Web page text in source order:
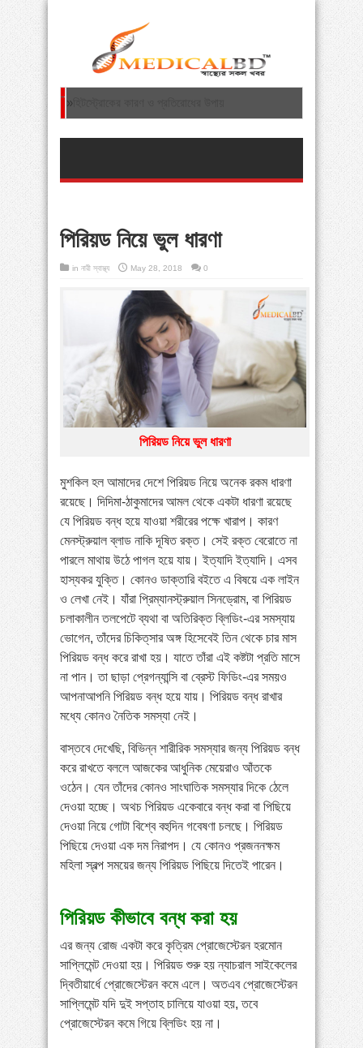
»
ধর্ম মন্ত্রণালয়ের
শিশুদের শরীরব্যথা: গ্রোইং পেইন থেকে ভারী স্কুলব্যাগ—
স্ট্রোকের যত কারণ ও জটিলতার চিকিৎসা
ঘাড়ের হাড় ক্ষয় রোগের বিজ্ঞান ভিত্তিক চিকিৎসা
»পায়ের পাতা ব্যথার যত কারণ ও সমাধান
»বাংলাদেশে বাড়ছে মায়েলোমা রোগী—সমাধানে বিশেষজ্ঞদের
পিরিয়ড নিয়ে ভুল ধারণা
in নারী স্বাস্থ্য May 28, 2018 0
পিরিয়ড নিয়ে ভুল ধারণা
মুশকিল হল আমাদের দেশে পিরিয়ড নিয়ে অনেক রকম ধারণা
রয়েছে। দিদিমা-ঠাকুমাদের আমল থেকে একটা ধারণা রয়েছে
যে পিরিয়ড বন্ধ হয়ে যাওয়া শরীরের পক্ষে খারাপ। কারণ
মেনস্ট্রুয়াল ব্লাড নাকি দূষিত রক্ত। সেই রক্ত বেরোতে না
পারলে মাথায় উঠে পাগল হয়ে যায়। ইত্যাদি ইত্যাদি। এসব
হাস্যকর যুক্তি। কোনও ডাক্তারি বইতে এ বিষয়ে এক লাইন
ও লেখা নেই। যাঁরা প্রিম্যানস্ট্রুয়াল সিনড্রোম, বা পিরিয়ড
চলাকালীন তলপেটে ব্যথা বা অতিরিক্ত ব্লিডিং-এর সমস্যায়
ভোগেন, তাঁদের চিকিত্‌সার অঙ্গ হিসেবেই তিন থেকে চার মাস
পিরিয়ড বন্ধ করে রাখা হয়। যাতে তাঁরা এই কষ্টটা প্রতি মাসে
না পান। তা ছাড়া প্রেগন্যান্সি বা ব্রেস্ট ফিডিং-এর সময়ও
আপনাআপনি পিরিয়ড বন্ধ হয়ে যায়। পিরিয়ড বন্ধ রাখার
মধ্যে কোনও নৈতিক সমস্যা নেই।
বাস্তবে দেখেছি, বিভিন্ন শারীরিক সমস্যার জন্য পিরিয়ড বন্ধ
করে রাখতে বললে আজকের আধুনিক মেয়েরাও আঁতকে
ওঠেন। যেন তাঁদের কোনও সাংঘাতিক সমস্যার দিকে ঠেলে
দেওয়া হচ্ছে। অথচ পিরিয়ড একেবারে বন্ধ করা বা পিছিয়ে
দেওয়া নিয়ে গোটা বিশ্বে বহুদিন গবেষণা চলছে। পিরিয়ড
পিছিয়ে দেওয়া এক দম নিরাপদ। যে কোনও প্রজননক্ষম
মহিলা স্বল্প সময়ের জন্য পিরিয়ড পিছিয়ে দিতেই পারেন।
পিরিয়ড কীভাবে বন্ধ করা হয়
এর জন্য রোজ একটা করে কৃত্রিম প্রোজেস্টেরন হরমোন
সাপ্লিমেন্ট দেওয়া হয়। পিরিয়ড শুরু হয় ন্যাচরাল সাইকেলের
দ্বিতীয়ার্ধে প্রোজেস্টেরন কমে এলে। অতএব প্রোজেস্টেরন
সাপ্লিমেন্ট যদি দুই সপ্তাহ চালিয়ে যাওয়া হয়, তবে
প্রোজেস্টেরন কমে গিয়ে ব্লিডিং হয় না।